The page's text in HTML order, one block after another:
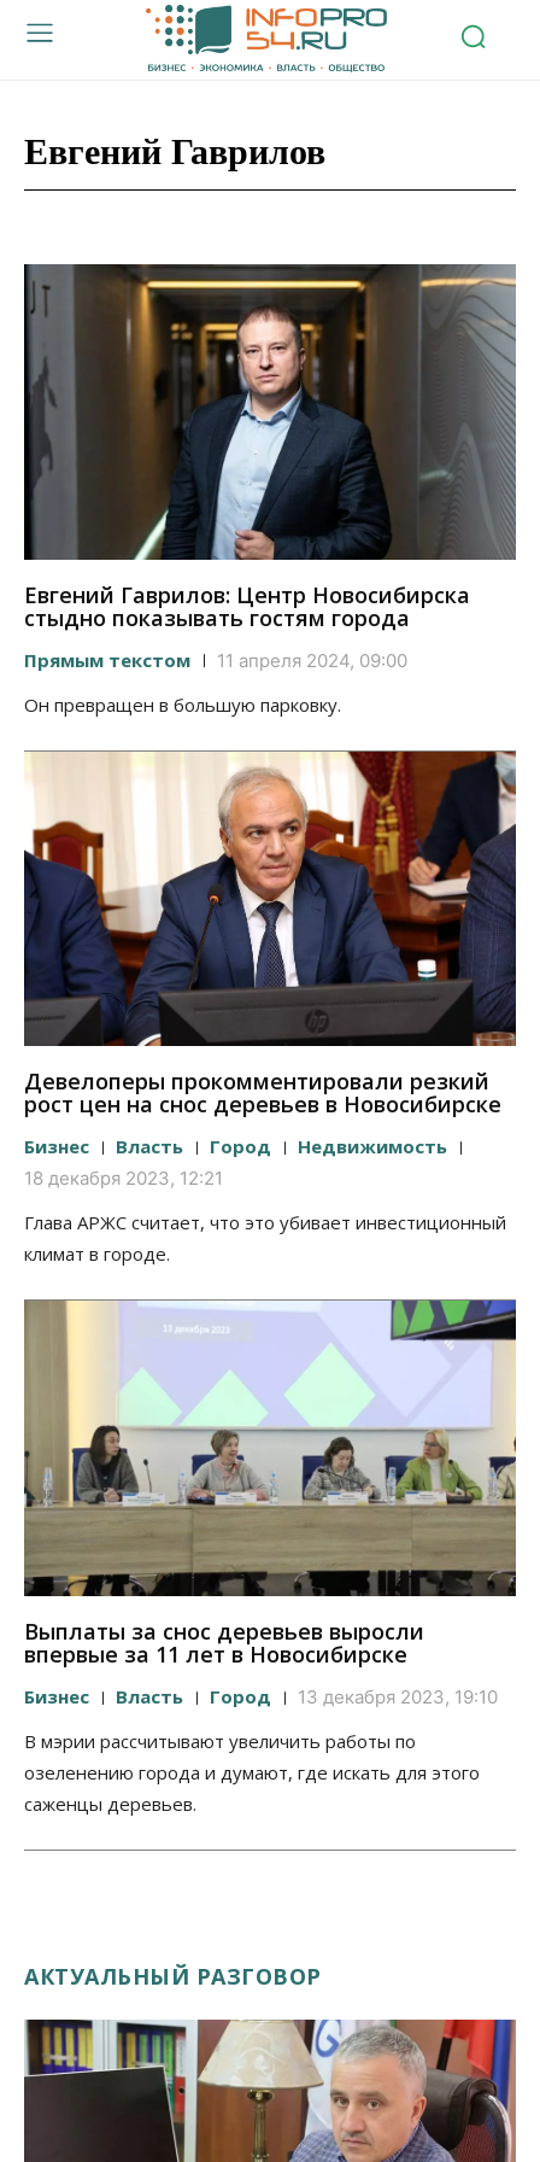
Евгений Гаврилов
Евгений Гаврилов: Центр Новосибирска
стыдно показывать гостям города
Прямым текстом 11 апреля 2024, 09:00
Он превращен в большую парковку.
Девелоперы прокомментировали резкий
рост цен на снос деревьев в Новосибирске
Бизнес Власть Город Недвижимость
18 декабря 2023, 12:21
Глава АРЖС считает, что это убивает инвестиционный
климат в городе.
Выплаты за снос деревьев выросли
впервые за 11 лет в Новосибирске
Бизнес Власть Город 13 декабря 2023, 19:10
В мэрии рассчитывают увеличить работы по
озеленению города и думают, где искать для этого
саженцы деревьев.
АКТУАЛЬНЫЙ РАЗГОВОР